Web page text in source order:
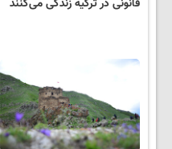
قانونی در ترکیه زندگی می‌کنند